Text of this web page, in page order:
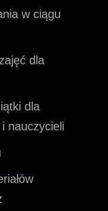
w ciągu
dla
dla
nauczycieli